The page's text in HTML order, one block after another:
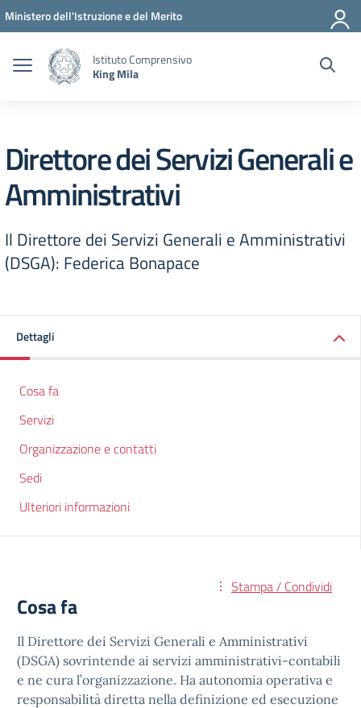
Vai ai contenuti
Vai al menu di navigazione
Vai al footer
Ministero dell'Istruzione e del Merito
Istituto Comprensivo
King Mila
Direttore dei Servizi Generali e
Amministrativi
Il Direttore dei Servizi Generali e Amministrativi
(DSGA): Federica Bonapace
Dettagli
Cosa fa
Servizi
Organizzazione e contatti
Sedi
Ulteriori informazioni
Stampa / Condividi
Cosa fa
Il Direttore dei Servizi Generali e Amministrativi
(DSGA) sovrintende ai servizi amministrativi-contabili
e ne cura l’organizzazione. Ha autonomia operativa e
responsabilità diretta nella definizione ed esecuzione